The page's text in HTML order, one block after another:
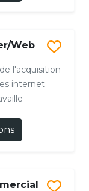
Web
l'acquisition
internet